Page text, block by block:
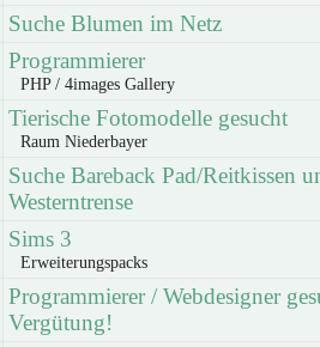
Suche Blumen im Netz
Programmierer
PHP / 4images Gallery
Tierische Fotomodelle gesucht
Raum Niederbayer
Suche Bareback Pad/Reitkissen
Westerntrense
Sims 3
Erweiterungspacks
Programmierer / Webdesigner
Vergütung!